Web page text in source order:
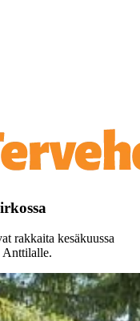
rakkaita kesäkuussa
Anttilalle.